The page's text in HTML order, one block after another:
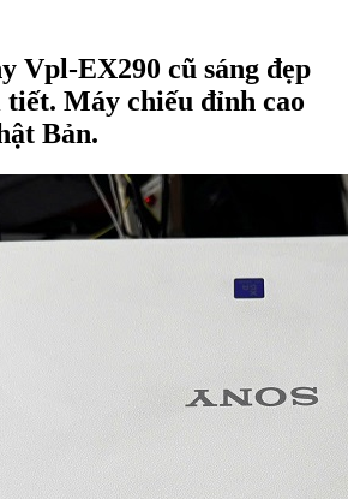
Vpl-EX290 cũ sáng đẹp
Máy chiếu đỉnh cao
Bản.